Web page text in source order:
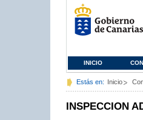
INICIO
Estás en: Inicio
INSPECCION